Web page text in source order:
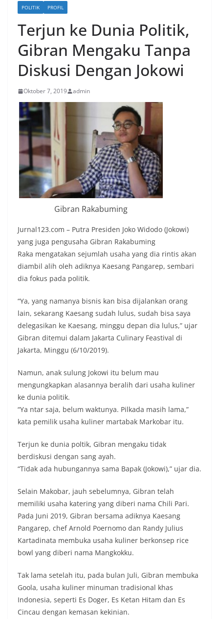
POLITIK PROFIL
Terjun ke Dunia Politik,
Gibran Mengaku Tanpa
Diskusi Dengan Jokowi
Oktober 7, 2019 admin
Gibran Rakabuming
Jurnal123.com – Putra Presiden Joko Widodo (Jokowi)
yang juga pengusaha Gibran Rakabuming
Raka mengatakan sejumlah usaha yang dia rintis akan
diambil alih oleh adiknya Kaesang Pangarep, sembari
dia fokus pada politik.
“Ya, yang namanya bisnis kan bisa dijalankan orang
lain, sekarang Kaesang sudah lulus, sudah bisa saya
delegasikan ke Kaesang, minggu depan dia lulus,” ujar
Gibran ditemui dalam Jakarta Culinary Feastival di
Jakarta, Minggu (6/10/2019).
Namun, anak sulung Jokowi itu belum mau
mengungkapkan alasannya beralih dari usaha kuliner
ke dunia politik.
“Ya ntar saja, belum waktunya. Pilkada masih lama,”
kata pemilik usaha kuliner martabak Markobar itu.
Terjun ke dunia poltik, Gibran mengaku tidak
berdiskusi dengan sang ayah.
“Tidak ada hubungannya sama Bapak (Jokowi),” ujar dia.
Selain Makobar, jauh sebelumnya, Gibran telah
memiliki usaha katering yang diberi nama Chili Pari.
Pada Juni 2019, Gibran bersama adiknya Kaesang
Pangarep, chef Arnold Poernomo dan Randy Julius
Kartadinata membuka usaha kuliner berkonsep rice
bowl yang diberi nama Mangkokku.
Tak lama setelah itu, pada bulan Juli, Gibran membuka
Goola, usaha kuliner minuman tradisional khas
Indonesia, seperti Es Doger, Es Ketan Hitam dan Es
Cincau dengan kemasan kekinian.